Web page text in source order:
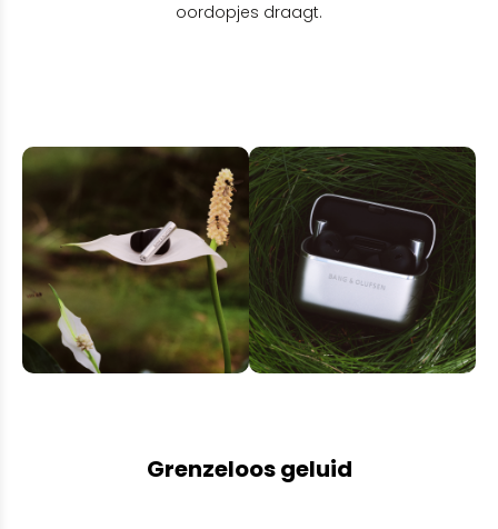
oordopjes draagt.
Grenzeloos geluid